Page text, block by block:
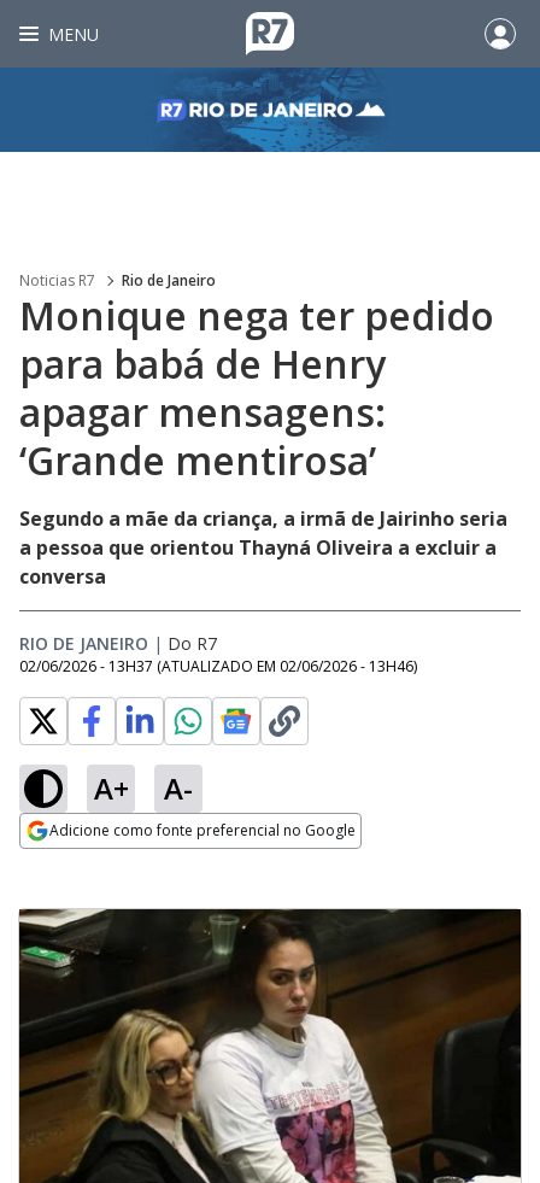
MENU
Noticias R7 Rio de Janeiro
Monique nega ter pedido
para babá de Henry
apagar mensagens:
‘Grande mentirosa’
Segundo a mãe da criança, a irmã de Jairinho seria
a pessoa que orientou Thayná Oliveira a excluir a
conversa
RIO DE JANEIRO | Do R7
02/06/2026 - 13H37 (ATUALIZADO EM 02/06/2026 - 13H46)
A+ A-
Adicione como fonte preferencial no Google